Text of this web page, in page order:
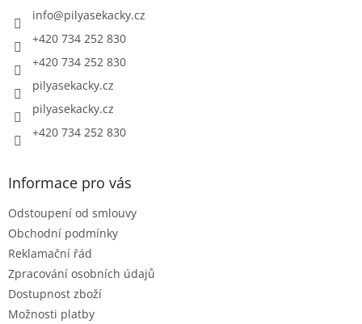
info@pilyasekacky.cz
+420 734 252 830
+420 734 252 830
pilyasekacky.cz
pilyasekacky.cz
+420 734 252 830
Informace pro vás
Odstoupení od smlouvy
Obchodní podmínky
Reklamační řád
Zpracování osobních údajů
Dostupnost zboží
Možnosti platby